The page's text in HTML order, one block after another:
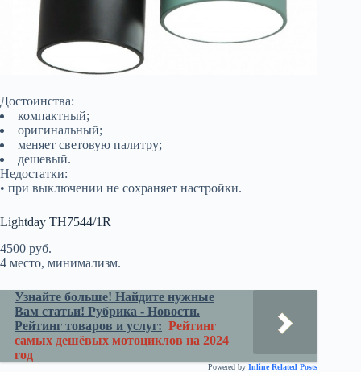
Достоинства:
компактный;
оригинальный;
меняет световую палитру;
дешевый.
Недостатки:
• при выключении не сохраняет настройки.
Lightday TH7544/1R
4500 руб.
4 место, минимализм.
Узнайте больше! Найдите нужные
Вам статьи! Рубрика - Новости.
Рейтинг товаров и услуг: Рейтинг
самых дешёвых мотоциклов на 2024
год
Powered by Inline Related Posts